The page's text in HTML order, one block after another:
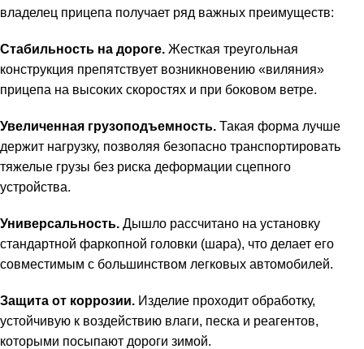
владелец прицепа получает ряд важных преимуществ:
Стабильность на дороге. Жесткая треугольная
конструкция препятствует возникновению «виляния»
прицепа на высоких скоростях и при боковом ветре.
Увеличенная грузоподъемность. Такая форма лучше
держит нагрузку, позволяя безопасно транспортировать
тяжелые грузы без риска деформации сцепного
устройства.
Универсальность. Дышло рассчитано на установку
стандартной фаркопной головки (шара), что делает его
совместимым с большинством легковых автомобилей.
Защита от коррозии. Изделие проходит обработку,
устойчивую к воздействию влаги, песка и реагентов,
которыми посыпают дороги зимой.